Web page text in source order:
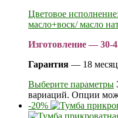
Цветовое
масло+воск/ масло
Изготовление — 30-
Гарантия — 18
Выберите параметры
вариаций. Опции
-20%